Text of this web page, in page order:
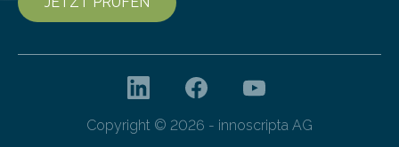
Copyright © 2026 - innoscripta AG